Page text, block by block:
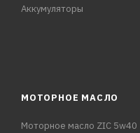
Аккумуляторы
МОТОРНОЕ МАСЛО
Моторное масло ZIC 5w40